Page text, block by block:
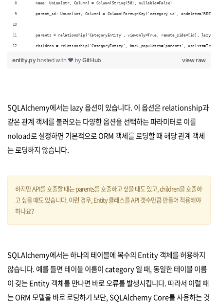
    name: Union[str, Column] = Column(String(50), nullable=False)
parent_id: Union[int, Column] = Column(ForeignKey('category.id',
parents = relationship('CategoryEntity', viewonly=True, remote_side=[id],
    children = relationship('CategoryEntity', back_populates='parents', uselist=True)
view raw
entity.py hosted with ❤ byGitHub
SQLAlchemy에서는 lazy 옵션이 있습니다. 이 옵션은 relationship과
같은 관계 객체를 불러오는 다양한 옵션을 선택하는 파라미터로 이를
noload로 설정하면 기본적으로 ORM 객체를 로딩할 때 해당 관계 객체
는 로딩하지 않습니다.
하지만 API를 호출할 때는 parents를 호출하고 싶을 때도 있고, children을 호출하
고 싶을 때도 있습니다. 이런 경우, Entity 클래스를 API 갯수만큼 만들어 적용해야
하나요?
SQLAlchemy에서는 하나의 테이블에 복수의 Entity 객체를 허용하지
않습니다. 예를 들면 테이블 이름이 category 일 때, 동일한 테이블 이름
이 갖는 Entity 객체를 만나면 바로 오류를 발생시킵니다. 따라서 이럴 때
는 ORM 모델을 바로 로딩하기 보단, SQLAlchemy Core를 사용하는 것